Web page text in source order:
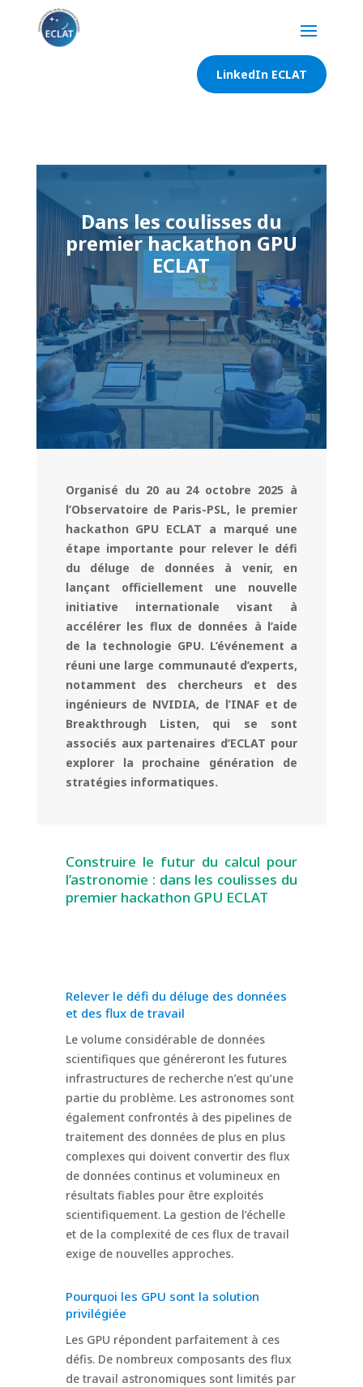
LinkedIn ECLAT
Dans les coulisses du
premier hackathon GPU
ECLAT
Organisé du 20 au 24 octobre 2025 à
l’Observatoire de Paris-PSL, le premier
hackathon GPU ECLAT a marqué une
étape importante pour relever le défi
du déluge de données à venir, en
lançant officiellement une nouvelle
initiative internationale visant à
accélérer les flux de données à l’aide
de la technologie GPU. L’événement a
réuni une large communauté d’experts,
notamment des chercheurs et des
ingénieurs de NVIDIA, de l’INAF et de
Breakthrough Listen, qui se sont
associés aux partenaires d’ECLAT pour
explorer la prochaine génération de
stratégies informatiques.
Construire le futur du calcul pour
l’astronomie : dans les coulisses du
premier hackathon GPU ECLAT
Relever le défi du déluge des données
et des flux de travail
Le volume considérable de données
scientifiques que généreront les futures
infrastructures de recherche n’est qu’une
partie du problème. Les astronomes sont
également confrontés à des pipelines de
traitement des données de plus en plus
complexes qui doivent convertir des flux
de données continus et volumineux en
résultats fiables pour être exploités
scientifiquement. La gestion de l’échelle
et de la complexité de ces flux de travail
exige de nouvelles approches.
Pourquoi les GPU sont la solution
privilégiée
Les GPU répondent parfaitement à ces
défis. De nombreux composants des flux
de travail astronomiques sont limités par